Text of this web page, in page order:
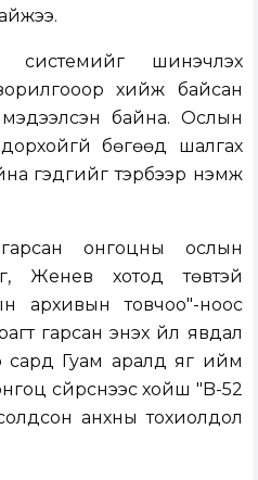
системийг шинэчлэх
хийж байсан
байна. Ослын
бөгөөд шалгах
гэдгийг тэрбээр нэмж
онгоцны ослын
Женев хотод төвтэй
архивын товчоо"-ноос
гарсан энэхүү үйл явдал
сард Гуам аралд яг ийм
сүйрснээс хойш "B-52
анхны тохиолдол